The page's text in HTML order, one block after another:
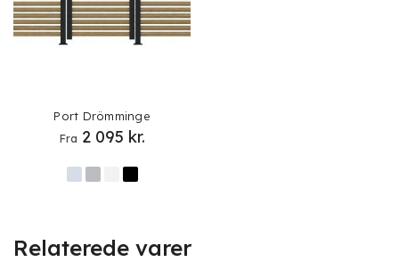
Port Drömminge
Fra 2 095 kr.
Relaterede varer